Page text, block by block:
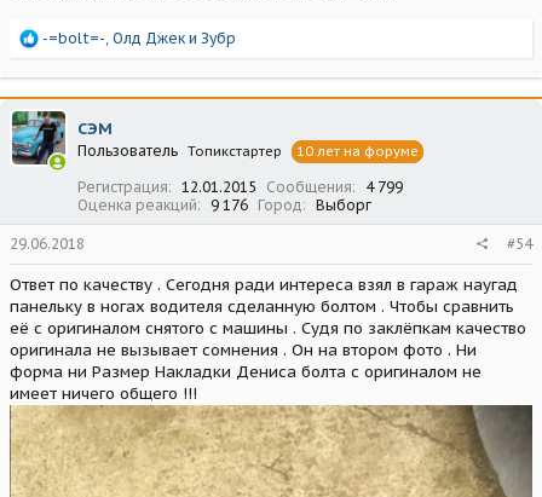
Р
а
к
ц
и
и
-=bolt=- Олд Джек и Зубр
СЭМ
Пользователь Топикстартер 10 лет на форуме
Регистрация 12.01.2015 Сообщения
4 799
Оценка реакций
9 176 Город Выборг
29.06.2018 #54
Ответ по качеству . Сегодня ради интереса взял в гараж наугад
панельку в ногах водителя сделанную болтом . Чтобы сравнить
её с оригиналом снятого с машины . Судя по заклёпкам качество
оригинала не вызывает сомнения . Он на втором фото . Ни
форма ни Размер Накладки Дениса болта с оригиналом не
имеет ничего общего !!!